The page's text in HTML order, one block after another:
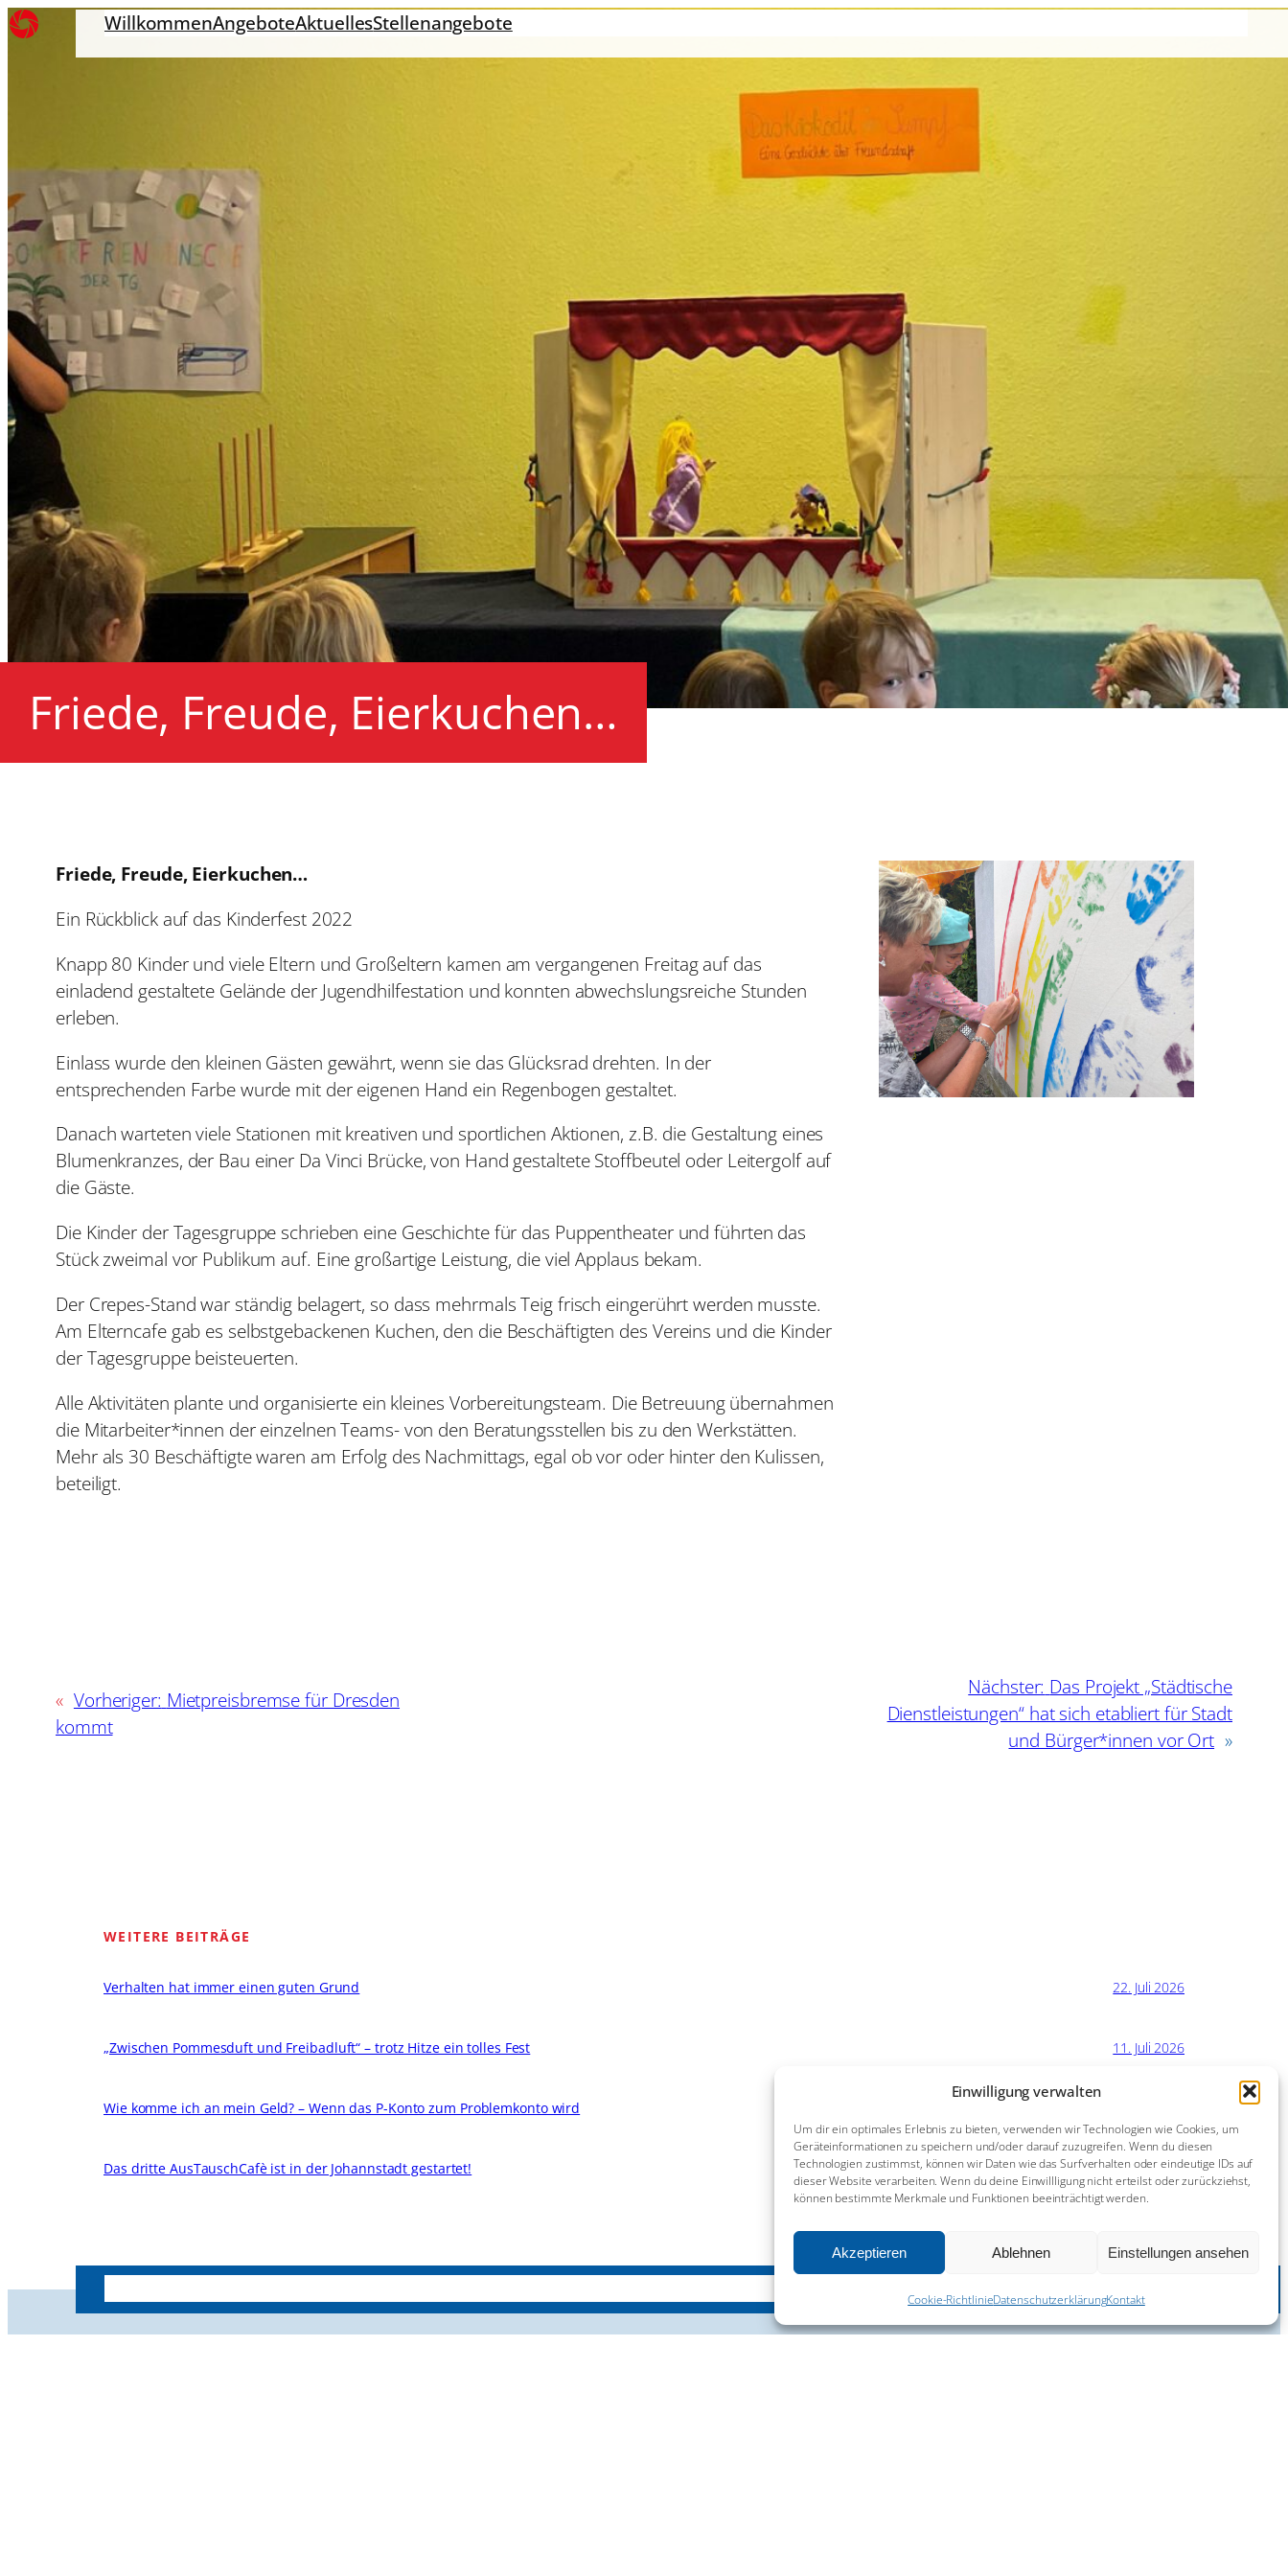
Einwilligung verwalten
Um dir ein optimales Erlebnis zu bieten, verwenden wir Technologien wie Cookies, um
Geräteinformationen zu speichern und/oder darauf zuzugreifen. Wenn du diesen
Technologien zustimmst, können wir Daten wie das Surfverhalten oder eindeutige IDs auf
dieser Website verarbeiten. Wenn du deine Einwillligung nicht erteilst oder zurückziehst,
können bestimmte Merkmale und Funktionen beeinträchtigt werden.
Akzeptieren Ablehnen Einstellungen ansehen
Cookie-RichtlinieDatenschutzerklärungKontakt
WillkommenAngeboteAktuellesStellenangebote
Friede, Freude, Eierkuchen…
Friede, Freude, Eierkuchen…
Ein Rückblick auf das Kinderfest 2022
Knapp 80 Kinder und viele Eltern und Großeltern kamen am vergangenen Freitag auf das
einladend gestaltete Gelände der Jugendhilfestation und konnten abwechslungsreiche Stunden
erleben.
Einlass wurde den kleinen Gästen gewährt, wenn sie das Glücksrad drehten. In der
entsprechenden Farbe wurde mit der eigenen Hand ein Regenbogen gestaltet.
Danach warteten viele Stationen mit kreativen und sportlichen Aktionen, z.B. die Gestaltung eines
Blumenkranzes, der Bau einer Da Vinci Brücke, von Hand gestaltete Stoffbeutel oder Leitergolf auf
die Gäste.
Die Kinder der Tagesgruppe schrieben eine Geschichte für das Puppentheater und führten das
Stück zweimal vor Publikum auf. Eine großartige Leistung, die viel Applaus bekam.
Der Crepes-Stand war ständig belagert, so dass mehrmals Teig frisch eingerührt werden musste.
Am Elterncafe gab es selbstgebackenen Kuchen, den die Beschäftigten des Vereins und die Kinder
der Tagesgruppe beisteuerten.
Alle Aktivitäten plante und organisierte ein kleines Vorbereitungsteam. Die Betreuung übernahmen
die Mitarbeiter*innen der einzelnen Teams- von den Beratungsstellen bis zu den Werkstätten.
Mehr als 30 Beschäftigte waren am Erfolg des Nachmittags, egal ob vor oder hinter den Kulissen,
beteiligt.
« Vorheriger: Mietpreisbremse für Dresden
kommt
Nächster: Das Projekt „Städtische
Dienstleistungen“ hat sich etabliert für Stadt
und Bürger*innen vor Ort »
WEITERE BEITRÄGE
Verhalten hat immer einen guten Grund 22. Juli 2026
„Zwischen Pommesduft und Freibadluft“ – trotz Hitze ein tolles Fest 11. Juli 2026
Wie komme ich an mein Geld? – Wenn das P-Konto zum Problemkonto wird
Das dritte AusTauschCafè ist in der Johannstadt gestartet! 14. Juni 2026